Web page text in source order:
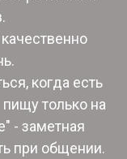
когда есть
только на
- заметная
при общении.